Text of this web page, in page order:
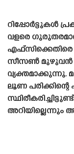
റിപ്പോർട്ടുകൾ
വളരെ
എഫ്‌സിക്കെതിരെ
സീസൺ മുഴുവൻ
വ്യക്തമാക്കുന്നു.
ലൂണ പരിക്കിന്റെ
അറിയില്ലെന്നും